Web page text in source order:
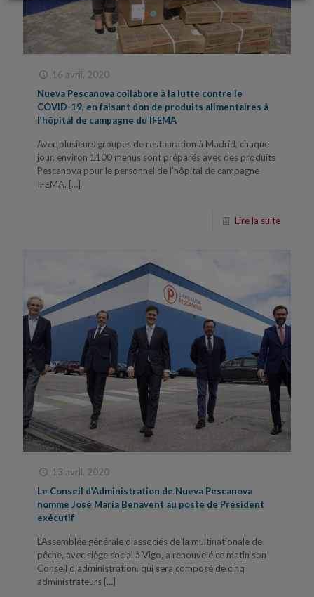
16 avril, 2020
Nueva Pescanova collabore à la lutte contre le
COVID-19, en faisant don de produits alimentaires à
l’hôpital de campagne du IFEMA
Avec plusieurs groupes de restauration à Madrid, chaque
jour, environ 1100 menus sont préparés avec des produits
Pescanova pour le personnel de l’hôpital de campagne
IFEMA. […]
Lire la suite
13 avril, 2020
Le Conseil d’Administration de Nueva Pescanova
nomme José María Benavent au poste de Président
exécutif
L’Assemblée générale d’associés de la multinationale de
pêche, avec siège social à Vigo, a renouvelé ce matin son
Conseil d’administration, qui sera composé de cinq
administrateurs […]